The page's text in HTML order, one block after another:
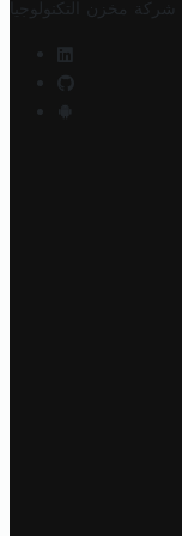
شركة مخزن التكنولوجيا